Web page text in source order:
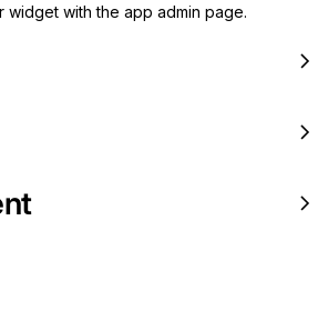
with the app admin page.